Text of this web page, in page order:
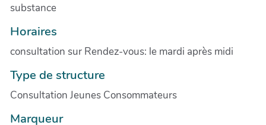
substance
Horaires
consultation sur Rendez-vous: le mardi après midi
Type de structure
Consultation Jeunes Consommateurs
Marqueur